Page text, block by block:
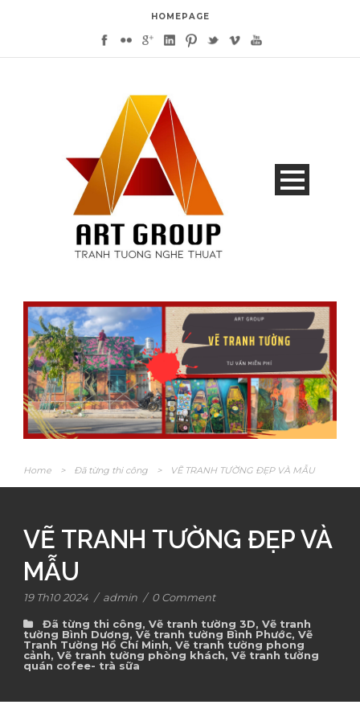
HOMEPAGE
Home > Đã từng thi công > VẼ TRANH TƯỜNG ĐẸP VÀ MẪU
VẼ TRANH TƯỜNG ĐẸP VÀ
MẪU
19 Th10 2024 / admin / 0 Comment
Đã từng thi công, Vẽ tranh tường 3D, Vẽ tranh
tường Bình Dương, Vẽ tranh tường Bình Phước, Vẽ
Tranh Tường Hồ Chí Minh, Vẽ tranh tường phong
cảnh, Vẽ tranh tường phòng khách, Vẽ tranh tường
quán cofee- trà sữa